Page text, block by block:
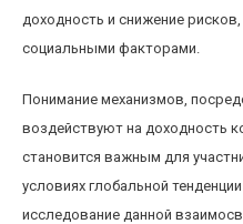
доходность и снижение
социальными факторами.
Понимание механизмов,
воздействуют на доходность
становится важным для
условиях глобальной
исследование данной